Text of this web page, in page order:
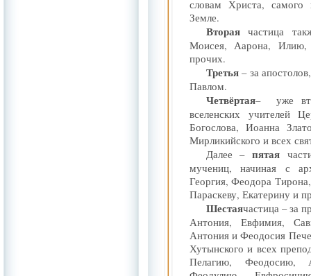
словам Христа, самого
Земле.
Втораячастица
Моисея, Аарона, Илию,
прочих.
Третья– за
Павлом.
Четвёртая–
уже
вселенских учителей
Богослова, Иоанна
Мирликийского и всех
Далее – пятая
мучениц, начиная с
Георгия, Феодора
Параскеву, Екатерину и
Шестаячастица – за
Антония, Евфимия,
Антония и Феодосия
Хутынского и всех
Пелагию, Феодосию,